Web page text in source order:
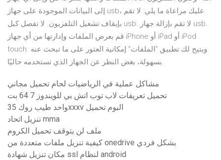
إلى البيانات الموجودة على جهاز usb، عليك مراعاة ما يلي: لا تقم
بإيقاف تشغيل التلفزيون. لا تفصل كبل usb. لا تقم بإزالة جهاز usb.
قم بعرض الملفات وإدارتها من أي جهاز iPhone أو iPad أو iPod
touch. ويتيح لك تطبيق "الملفات" إمكانية العثور على ما تبحث عنه
بسهولة، بغض النظر عن الجهاز الذي تستخدمه حاليًا.
مشاكل عملية في الرياضيات لحام تحميل مجاني
تحميل تعريفات لاب توب اتش بي للويندوز 7 64 بت
واحد طيب روك 35xxxv البوم تحميل
تنزيل اتحاد mma
ملف لن يتوقف تحميل الكروم
كيفية تنزيل ملفات متعددة من onedrive بشكل فردي
مكان تنزيل شهادة ssl لنظام android